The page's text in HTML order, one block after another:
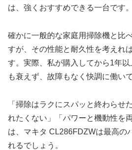
は、強くおすすめできる一台です。
確かに一般的な家庭用掃除機と比
すが、その性能と耐久性を考えれ
す。実際、私が購入してから1年
も衰えず、故障もなく快調に働い
「掃除はラクにスパッと終わらせ
れたくない」「パワーと機動性を
は、マキタ CL286FDZWは最高の
れるでしょう。